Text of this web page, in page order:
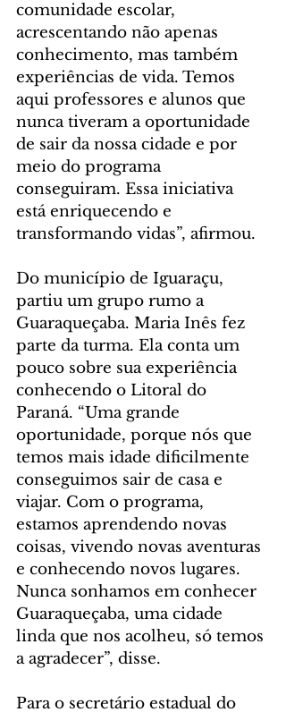
comunidade escolar,
acrescentando não apenas
conhecimento, mas também
experiências de vida. Temos
aqui professores e alunos que
nunca tiveram a oportunidade
de sair da nossa cidade e por
meio do programa
conseguiram. Essa iniciativa
está enriquecendo e
transformando vidas”, afirmou.
Do município de Iguaraçu,
partiu um grupo rumo a
Guaraqueçaba. Maria Inês fez
parte da turma. Ela conta um
pouco sobre sua experiência
conhecendo o Litoral do
Paraná. “Uma grande
oportunidade, porque nós que
temos mais idade dificilmente
conseguimos sair de casa e
viajar. Com o programa,
estamos aprendendo novas
coisas, vivendo novas aventuras
e conhecendo novos lugares.
Nunca sonhamos em conhecer
Guaraqueçaba, uma cidade
linda que nos acolheu, só temos
a agradecer”, disse.
Para o secretário estadual do